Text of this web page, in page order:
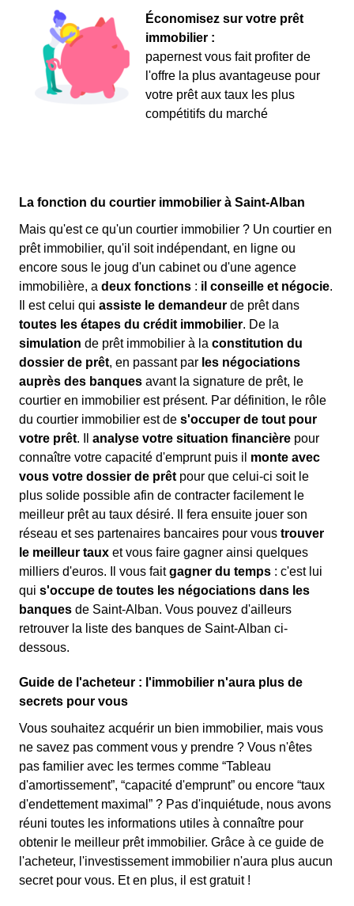
Économisez sur votre prêt
immobilier :
papernest vous fait profiter de
l'offre la plus avantageuse pour
votre prêt aux taux les plus
compétitifs du marché
La fonction du courtier immobilier à Saint-Alban
Mais qu'est ce qu'un courtier immobilier ? Un courtier en
prêt immobilier, qu'il soit indépendant, en ligne ou
encore sous le joug d'un cabinet ou d'une agence
immobilière, a deux fonctions : il conseille et négocie.
Il est celui qui assiste le demandeur de prêt dans
toutes les étapes du crédit immobilier. De la
simulation de prêt immobilier à la constitution du
dossier de prêt, en passant par les négociations
auprès des banques avant la signature de prêt, le
courtier en immobilier est présent. Par définition, le rôle
du courtier immobilier est de s'occuper de tout pour
votre prêt. Il analyse votre situation financière pour
connaître votre capacité d'emprunt puis il monte avec
vous votre dossier de prêt pour que celui-ci soit le
plus solide possible afin de contracter facilement le
meilleur prêt au taux désiré. Il fera ensuite jouer son
réseau et ses partenaires bancaires pour vous trouver
le meilleur taux et vous faire gagner ainsi quelques
milliers d'euros. Il vous faitgagner du temps : c'est lui
qui s'occupe de toutes les négociations dans les
banques de Saint-Alban. Vous pouvez d'ailleurs
retrouver la liste des banques de Saint-Alban ci-
dessous.
Guide de l'acheteur : l'immobilier n'aura plus de
secrets pour vous
Vous souhaitez acquérir un bien immobilier, mais vous
ne savez pas comment vous y prendre ? Vous n'êtes
pas familier avec les termes comme “Tableau
d'amortissement”, “capacité d'emprunt” ou encore “taux
d'endettement maximal” ? Pas d'inquiétude, nous avons
réuni toutes les informations utiles à connaître pour
obtenir le meilleur prêt immobilier. Grâce à ce guide de
l'acheteur, l'investissement immobilier n'aura plus aucun
secret pour vous. Et en plus, il est gratuit !